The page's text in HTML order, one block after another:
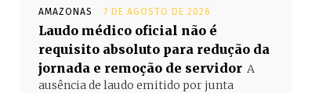
AMAZONAS 7 DE AGOSTO DE 2026
Laudo médico oficial não é
requisito absoluto para redução da
jornada e remoção de servidor A
ausência de laudo emitido por junta